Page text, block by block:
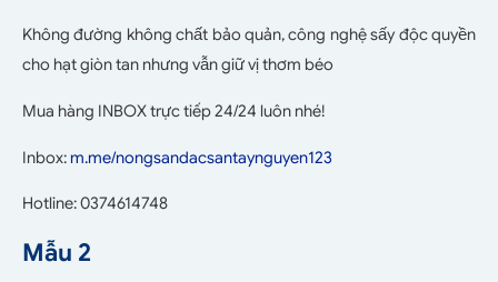
Không đường không chất bảo quản, công nghệ sấy độc quyền
cho hạt giòn tan nhưng vẫn giữ vị thơm béo
Mua hàng INBOX trực tiếp 24/24 luôn nhé!
Inbox: m.me/nongsandacsantaynguyen123
Hotline: 0374614748
Mẫu 2